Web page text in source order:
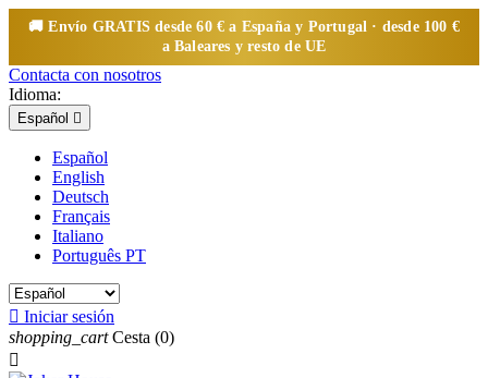
🚚 Envío GRATISdesde 60 € a España y Portugal · desde 100 €
a Baleares y resto de UE
Contacta con nosotros
Idioma:
Español 
Español
English
Deutsch
Français
Italiano
Português PT
 Iniciar sesión
shopping_cart Cesta (0)
